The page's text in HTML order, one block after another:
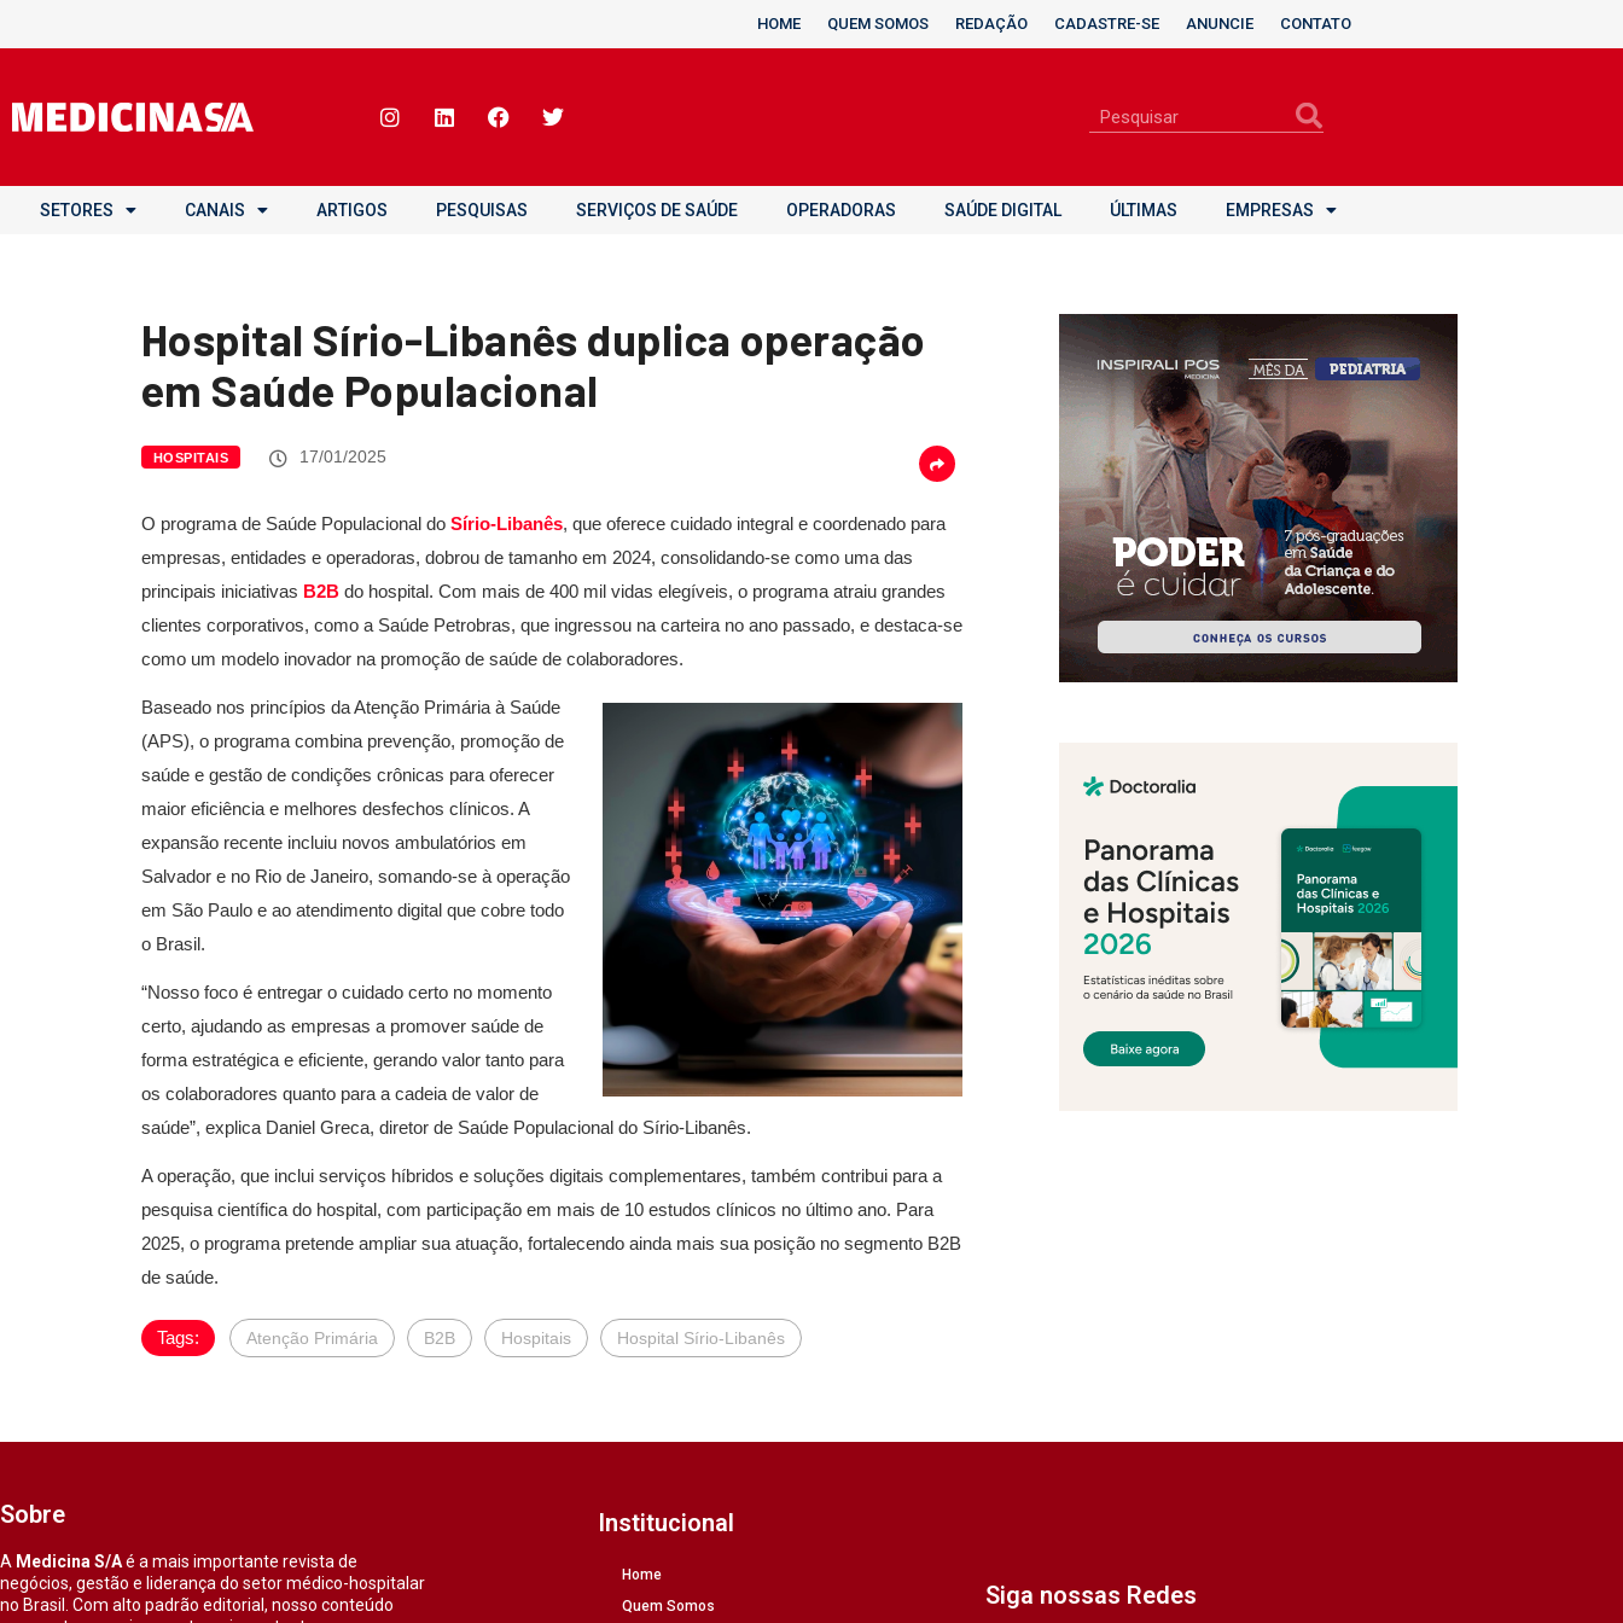
HOME QUEM SOMOS REDAÇÃO CADASTRE-SE ANUNCIE CONTATO
SETORES CANAIS ARTIGOS PESQUISAS SERVIÇOS DE SAÚDE OPERADORAS SAÚDE DIGITAL ÚLTIMAS EMPRESAS
Hospital Sírio-Libanês duplica operação
em Saúde Populacional
HOSPITAIS 17/01/2025
O programa de Saúde Populacional do Sírio-Libanês, que oferece cuidado integral e coordenado para
empresas, entidades e operadoras, dobrou de tamanho em 2024, consolidando-se como uma das
principais iniciativas B2B do hospital. Com mais de 400 mil vidas elegíveis, o programa atraiu grandes
clientes corporativos, como a Saúde Petrobras, que ingressou na carteira no ano passado, e destaca-se
como um modelo inovador na promoção de saúde de colaboradores.
Baseado nos princípios da Atenção Primária à Saúde
(APS), o programa combina prevenção, promoção de
saúde e gestão de condições crônicas para oferecer
maior eficiência e melhores desfechos clínicos. A
expansão recente incluiu novos ambulatórios em
Salvador e no Rio de Janeiro, somando-se à operação
em São Paulo e ao atendimento digital que cobre todo
o Brasil.
“Nosso foco é entregar o cuidado certo no momento
certo, ajudando as empresas a promover saúde de
forma estratégica e eficiente, gerando valor tanto para
os colaboradores quanto para a cadeia de valor de
saúde”, explica Daniel Greca, diretor de Saúde Populacional do Sírio-Libanês.
A operação, que inclui serviços híbridos e soluções digitais complementares, também contribui para a
pesquisa científica do hospital, com participação em mais de 10 estudos clínicos no último ano. Para
2025, o programa pretende ampliar sua atuação, fortalecendo ainda mais sua posição no segmento B2B
de saúde.
Tags: Atenção Primária B2B Hospitais Hospital Sírio-Libanês
Sobre
A Medicina S/Aé a mais importante revista de
negócios, gestão e liderança do setor médico-hospitalar
no Brasil. Com alto padrão editorial, nosso conteúdo
Institucional
Home
Quem Somos
Siga nossas Redes